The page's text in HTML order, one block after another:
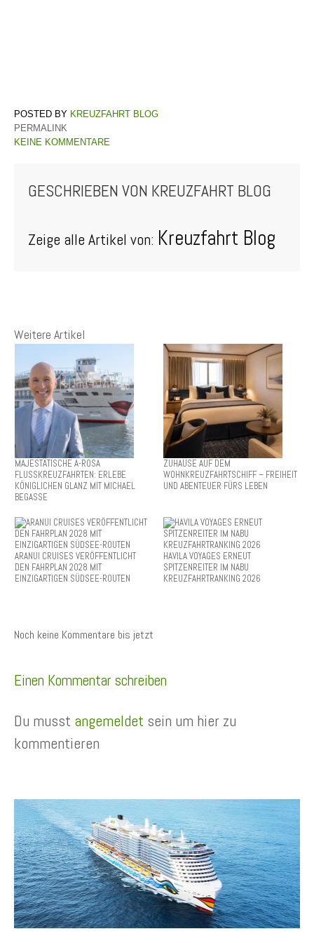
KREUZFAHRT BLOG
PERMALINK
KEINE KOMMENTARE
GESCHRIEBEN VON KREUZFAHRT BLOG
Zeige alle Artikel von: Kreuzfahrt Blog
Weitere Artikel
MAJESTÄTISCHE A-ROSA
FLUSSKREUZFAHRTEN: ERLEBE
KÖNIGLICHEN GLANZ MIT MICHAEL
BEGASSE
ZUHAUSE AUF DEM
WOHNKREUZFAHRTSCHIFF – FREIHEIT
UND ABENTEUER FÜRS LEBEN
ARANUI CRUISES VERÖFFENTLICHT
DEN FAHRPLAN 2028 MIT
EINZIGARTIGEN SÜDSEE-ROUTEN
HAVILA VOYAGES ERNEUT
SPITZENREITER IM NABU
KREUZFAHRTRANKING 2026
Noch keine Kommentare bis jetzt
Einen Kommentar schreiben
Du musst angemeldet sein um hier zu
kommentieren